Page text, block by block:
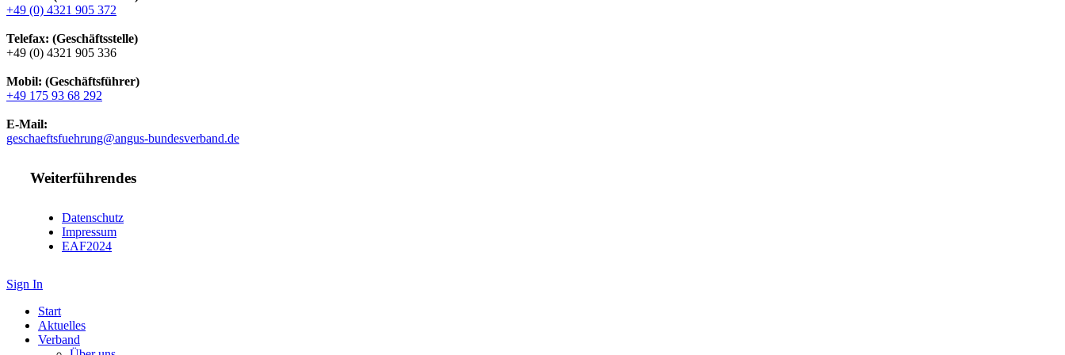
+49 (0) 4321 905 372
Telefax: (Geschäftsstelle)
+49 (0) 4321 905 336
Mobil: (Geschäftsführer)
+49 175 93 68 292
E-Mail:
geschaeftsfuehrung@angus-bundesverband.de
Weiterführendes
Datenschutz
Impressum
EAF2024
Sign In
Start
Aktuelles
Verband